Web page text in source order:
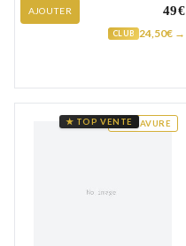
AJOUTER 49€
CLUB 24,50€ →
GRAVURE
★ TOP VENTE